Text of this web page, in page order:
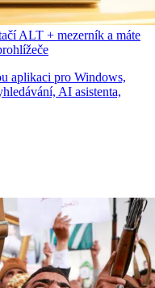
ALT + mezerník a máte
aplikaci pro Windows,
AI asistenta,